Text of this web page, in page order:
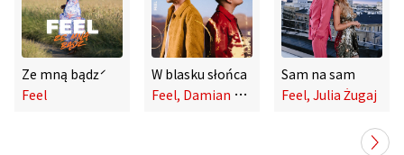
Ze mną bądź
Feel
W blasku słońca
F
eel, Damian Skoczyk
Sam na sam
Feel, Julia Żugaj